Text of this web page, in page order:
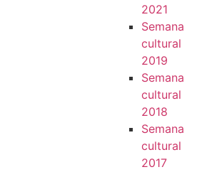
2021
Semana
cultural
2019
Semana
cultural
2018
Semana
cultural
2017